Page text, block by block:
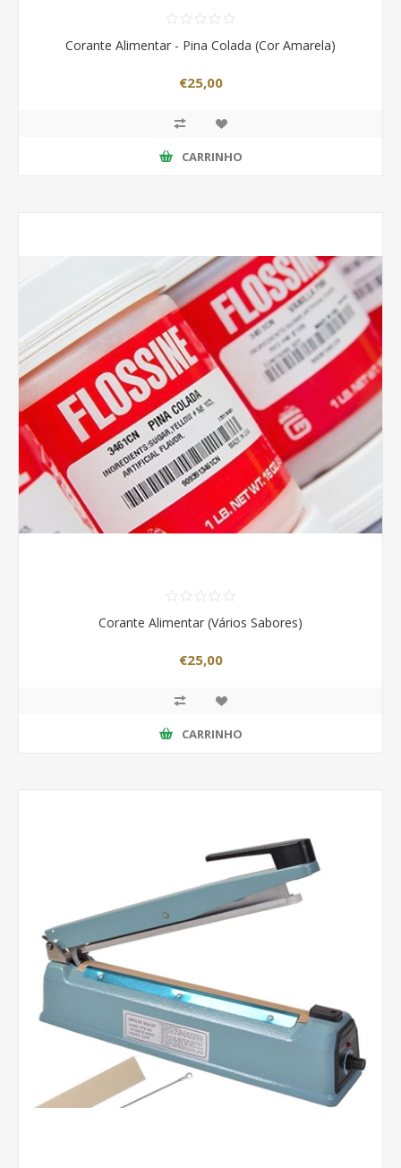
Corante Alimentar - Pina Colada (Cor Amarela)
€25,00
CARRINHO
Corante Alimentar (Vários Sabores)
€25,00
CARRINHO